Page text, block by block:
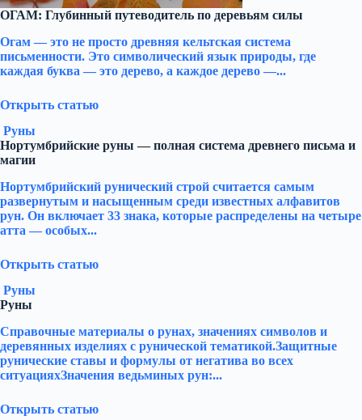
ОГАМ: Глубинный путеводитель по деревьям силы
Огам — это не просто древняя кельтская система
письменности. Это символический язык природы, где
каждая буква — это дерево, а каждое дерево —...
Открыть статью
Руны
Нортумбрийские руны — полная система древнего письма и
магии
Нортумбрийский рунический строй считается самым
развернутым и насыщенным среди известных алфавитов
рун. Он включает 33 знака, которые распределены на четыре
атта — особых...
Открыть статью
Руны
Руны
Справочные материалы о рунах, значениях символов и
деревянных изделиях с рунической тематикой.Защитные
рунические ставы и формулы от негатива во всех
ситуацияхЗначения ведьминых рун:...
Открыть статью